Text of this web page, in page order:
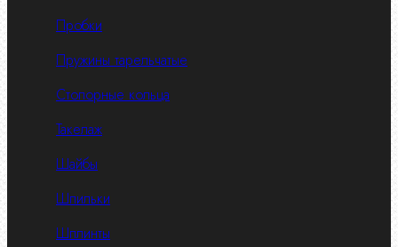
Пробки
Пружины тарельчатые
Стопорные кольца
Такелаж
Шайбы
Шпильки
Шплинты